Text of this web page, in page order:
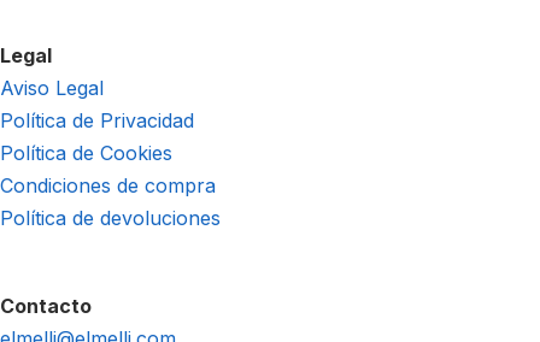
Legal
Aviso Legal
Política de Privacidad
Política de Cookies
Condiciones de compra
Política de devoluciones
Contacto